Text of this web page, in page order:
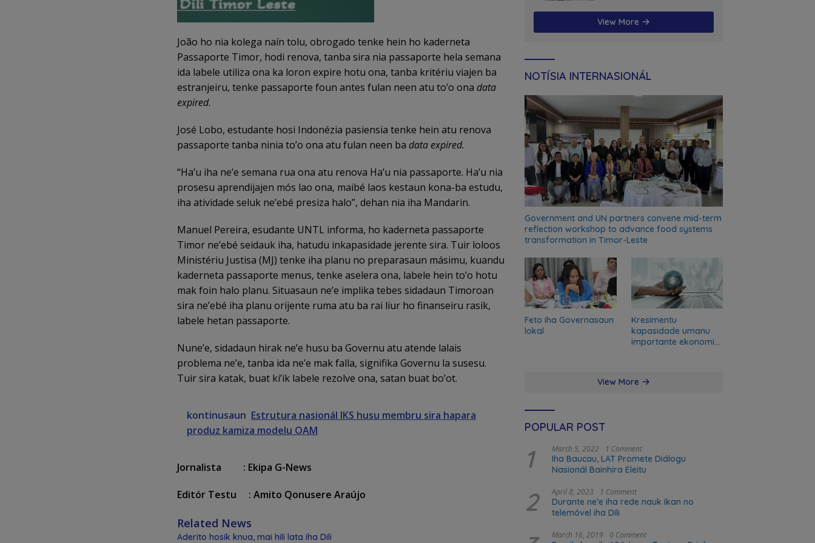
João ho nia kolega naín tolu, obrogado tenke hein ho kaderneta
Passaporte Timor, hodi renova, tanba sira nia passaporte hela semana
ida labele utiliza ona ka loron expire hotu ona, tanba kritériu viajen ba
estranjeiru, tenke passaporte foun antes fulan neen atu to’o ona data
expired.
José Lobo, estudante hosi Indonézia pasiensia tenke hein atu renova
passaporte tanba ninia to’o ona atu fulan neen ba data expired.
“Ha’u iha ne’e semana rua ona atu renova Ha’u nia passaporte. Ha’u nia
prosesu aprendijajen mós lao ona, maibé laos kestaun kona-ba estudu,
iha atividade seluk ne’ebé presiza halo”, dehan nia iha Mandarin.
Manuel Pereira, esudante UNTL informa, ho kaderneta passaporte
Timor ne’ebé seidauk iha, hatudu inkapasidade jerente sira. Tuir loloos
Ministériu Justisa (MJ) tenke iha planu no preparasaun másimu, kuandu
kaderneta passaporte menus, tenke aselera ona, labele hein to’o hotu
mak foin halo planu. Situasaun ne’e implika tebes sidadaun Timoroan
sira ne’ebé iha planu orijente ruma atu ba rai liur ho finanseiru rasik,
labele hetan passaporte.
Nune’e, sidadaun hirak ne’e husu ba Governu atu atende lalais
problema ne’e, tanba ida ne’e mak falla, signifika Governu la susesu.
Tuir sira katak, buat ki’ik labele rezolve ona, satan buat bo’ot.
kontinusaun Estrutura nasionál IKS husu membru sira hapara
produz kamiza modelu OAM
Jornalista : Ekipa G-News
Editór Testu : Amito Qonusere Araújo
Related News
Aderito hosik knua, mai hili lata iha Dili
View More
NOTÍSIA INTERNASIONÁL
Government and UN partners convene mid-term
reflection workshop to advance food systems
transformation in Timor-Leste
Feto iha Governasaun
lokal
Kresimentu
kapasidade umanu
importante ekonomia
View More
POPULAR POST
1 March 5, 2022 1 Comment
Iha Baucau, LAT Promete Diálogu
Nasionál Bainhira Eleitu
2 April 8, 2023 1 Comment
Durante ne’e iha rede nauk ikan no
telemóvel iha Dili
March 16, 2019 0 Comment